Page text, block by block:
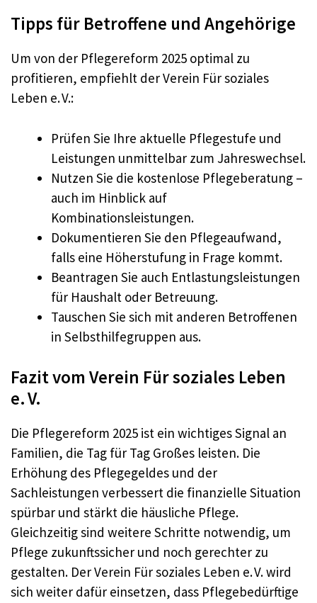
Tipps für Betroffene und Angehörige
Um von der Pflegereform 2025 optimal zu
profitieren, empfiehlt der Verein Für soziales
Leben e. V.:
Prüfen Sie Ihre aktuelle Pflegestufe und
Leistungen unmittelbar zum Jahreswechsel.
Nutzen Sie die kostenlose Pflegeberatung –
auch im Hinblick auf
Kombinationsleistungen.
Dokumentieren Sie den Pflegeaufwand,
falls eine Höherstufung in Frage kommt.
Beantragen Sie auch Entlastungsleistungen
für Haushalt oder Betreuung.
Tauschen Sie sich mit anderen Betroffenen
in Selbsthilfegruppen aus.
Fazit vom Verein Für soziales Leben
e. V.
Die Pflegereform 2025 ist ein wichtiges Signal an
Familien, die Tag für Tag Großes leisten. Die
Erhöhung des Pflegegeldes und der
Sachleistungen verbessert die finanzielle Situation
spürbar und stärkt die häusliche Pflege.
Gleichzeitig sind weitere Schritte notwendig, um
Pflege zukunftssicher und noch gerechter zu
gestalten. Der Verein Für soziales Leben e. V. wird
sich weiter dafür einsetzen, dass Pflegebedürftige